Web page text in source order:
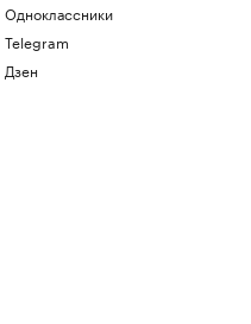
Одноклассники
Telegram
Дзен